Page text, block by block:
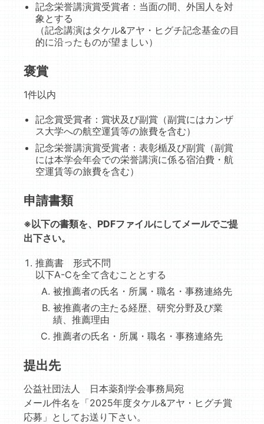
記念栄誉講演賞受賞者：当面の間、外国人を対
象とする
（記念講演はタケル&アヤ・ヒグチ記念基金の目
的に沿ったものが望ましい）
褒賞
1件以内
記念賞受賞者：賞状及び副賞（副賞にはカンザ
ス大学への航空運賃等の旅費を含む）
記念栄誉講演賞受賞者：表彰楯及び副賞（副賞
には本学会年会での栄誉講演に係る宿泊費・航
空運賃等の旅費を含む）
申請書類
※以下の書類を、PDFファイルにしてメールでご提
出下さい。
推薦書 形式不問
以下A-Cを全て含むこととする
被推薦者の氏名・所属・職名・事務連絡先
被推薦者の主たる経歴、研究分野及び業
績、推薦理由
推薦者の氏名・所属・職名・事務連絡先
提出先
公益社団法人 日本薬剤学会事務局宛
メール件名を「2025年度タケル&アヤ・ヒグチ賞
応募」としてお送り下さい。